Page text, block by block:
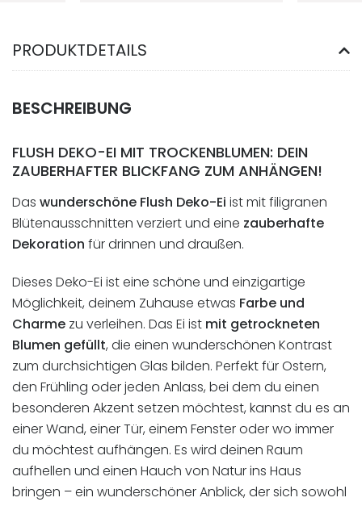
PRODUKTDETAILS
BESCHREIBUNG
FLUSH DEKO-EI MIT TROCKENBLUMEN: DEIN
ZAUBERHAFTER BLICKFANG ZUM ANHÄNGEN!
Das wunderschöne Flush Deko-Ei ist mit filigranen
Blütenausschnitten verziert und eine zauberhafte
Dekoration für drinnen und draußen.
Dieses Deko-Ei ist eine schöne und einzigartige
Möglichkeit, deinem Zuhause etwas Farbe und
Charme zu verleihen. Das Ei ist mit getrockneten
Blumen gefüllt, die einen wunderschönen Kontrast
zum durchsichtigen Glas bilden. Perfekt für Ostern,
den Frühling oder jeden Anlass, bei dem du einen
besonderen Akzent setzen möchtest, kannst du es an
einer Wand, einer Tür, einem Fenster oder wo immer
du möchtest aufhängen. Es wird deinen Raum
aufhellen und einen Hauch von Natur ins Haus
bringen – ein wunderschöner Anblick, der sich sowohl